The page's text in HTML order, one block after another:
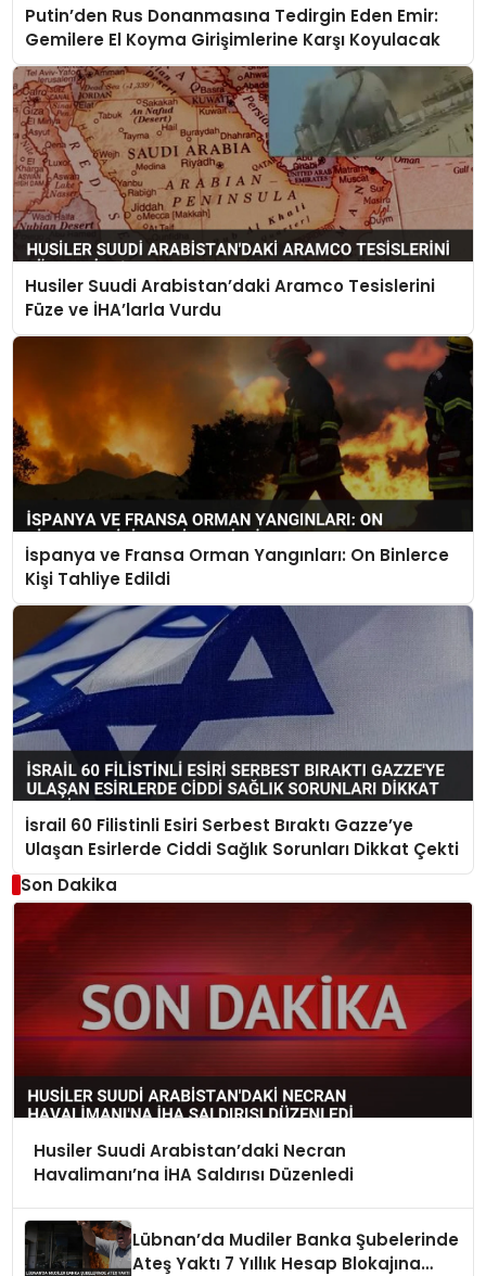
Putin’den Rus Donanmasına Tedirgin Eden Emir:
Gemilere El Koyma Girişimlerine Karşı Koyulacak
Husiler Suudi Arabistan’daki Aramco Tesislerini
Füze ve İHA’larla Vurdu
İspanya ve Fransa Orman Yangınları: On Binlerce
Kişi Tahliye Edildi
İsrail 60 Filistinli Esiri Serbest Bıraktı Gazze’ye
Ulaşan Esirlerde Ciddi Sağlık Sorunları Dikkat Çekti
Son Dakika
Husiler Suudi Arabistan’daki Necran
Havalimanı’na İHA Saldırısı Düzenledi
Lübnan’da Mudiler Banka Şubelerinde
Ateş Yaktı 7 Yıllık Hesap Blokajına